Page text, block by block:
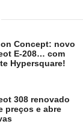
Concept: novo
E-208… com
Hypersquare!
308 renovado
preços e abre